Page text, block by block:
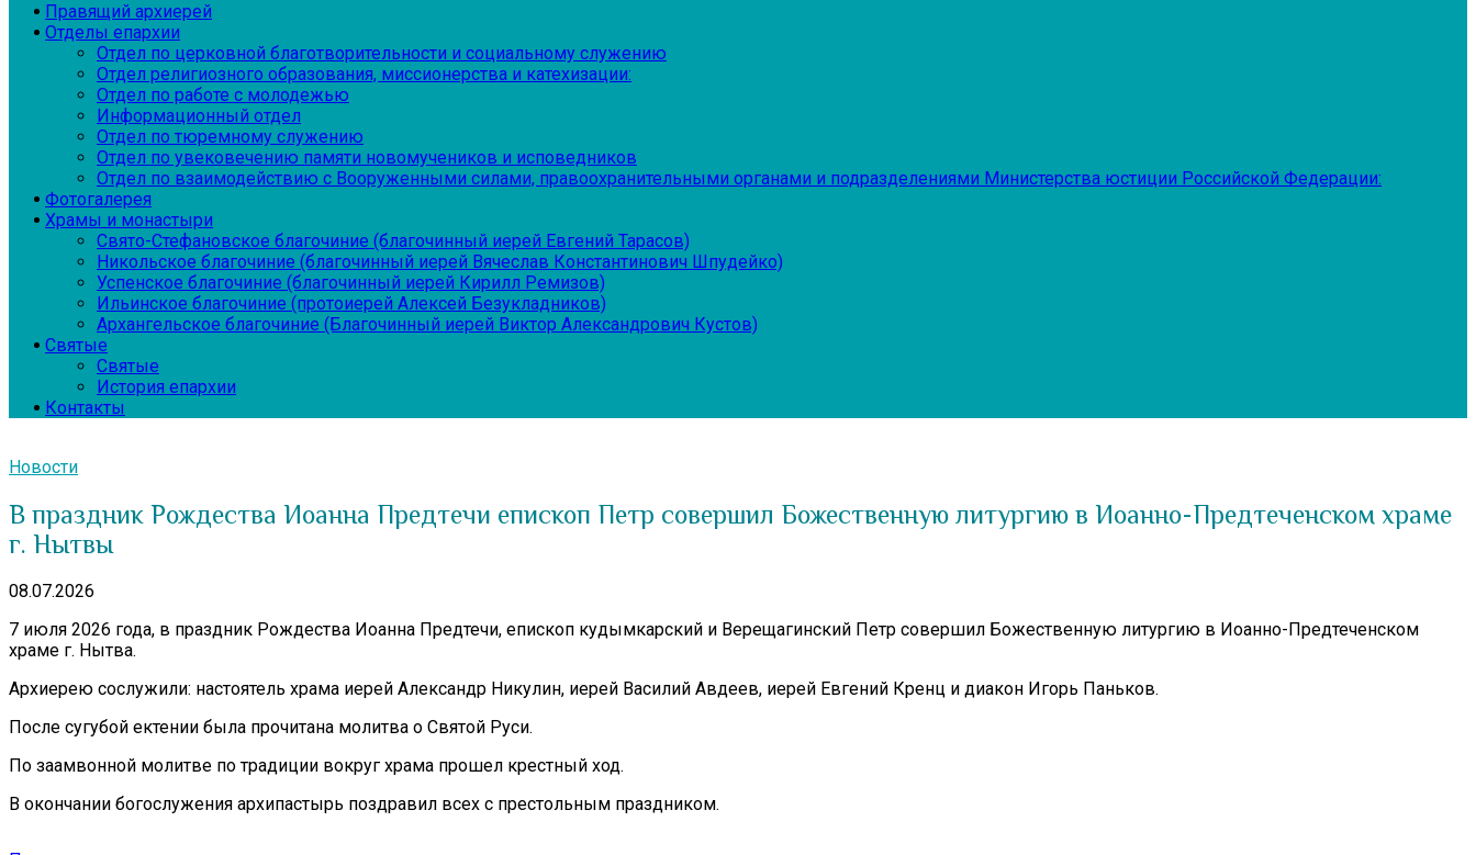
Правящий архиерей
Отделы епархии
Отдел по церковной благотворительности и социальному служению
Отдел религиозного образования, миссионерства и катехизации:
Отдел по работе с молодежью
Информационный отдел
Отдел по тюремному служению
Отдел по увековечению памяти новомучеников и исповедников
Отдел по взаимодействию с Вооруженными силами, правоохранительными органами и подразделениями Министерства юстиции Российской Федерации:
Фотогалерея
Храмы и монастыри
Свято-Стефановское благочиние (благочинный иерей Евгений Тарасов)
Никольское благочиние (благочинный иерей Вячеслав Константинович Шпудейко)
Успенское благочиние (благочинный иерей Кирилл Ремизов)
Ильинское благочиние (протоиерей Алексей Безукладников)
Архангельское благочиние (Благочинный иерей Виктор Александрович Кустов)
Святые
Святые
История епархии
Контакты
Новости
В праздник Рождества Иоанна Предтечи епископ Петр совершил Божественную литургию в Иоанно-Предтеченском храме
г. Нытвы
08.07.2026
7 июля 2026 года, в праздник Рождества Иоанна Предтечи, епископ кудымкарский и Верещагинский Петр совершил Божественную литургию в Иоанно-Предтеченском
храме г. Нытва.
Архиерею сослужили: настоятель храма иерей Александр Никулин, иерей Василий Авдеев, иерей Евгений Кренц и диакон Игорь Паньков.
После сугубой ектении была прочитана молитва о Святой Руси.
По заамвонной молитве по традиции вокруг храма прошел крестный ход.
В окончании богослужения архипастырь поздравил всех с престольным праздником.